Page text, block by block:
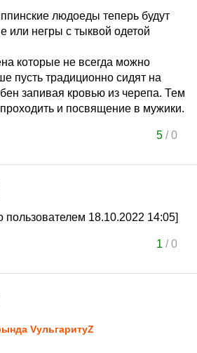
людоеды теперь будут
или негры с тыквой одетой
которые не всегда можно
пусть традиционно сидят на
запивая кровью из черепа. Тем
и посвящение в мужики.
5/0
18.10.2022 14:05]
1 /0
VульгаритуZ